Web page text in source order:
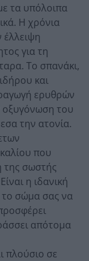
τα υπόλοιπα
Η χρόνια
για τη
Το σπανάκι,
και
ερυθρών
οξυγόνωση του
την ατονία.
που
της σωστής
η ιδανική
το σώμα σας να
απότομα
πλούσιο σε